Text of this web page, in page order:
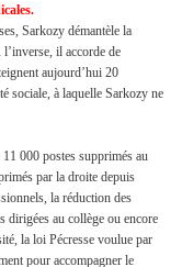
Sarkozy démantèle la
il accorde de
aujourd’hui 20
sociale, à laquelle Sarkozy ne
000 postes supprimés au
par la droite depuis
la réduction des
dirigées au collège ou encore
la loi Pécresse voulue par
pour accompagner le